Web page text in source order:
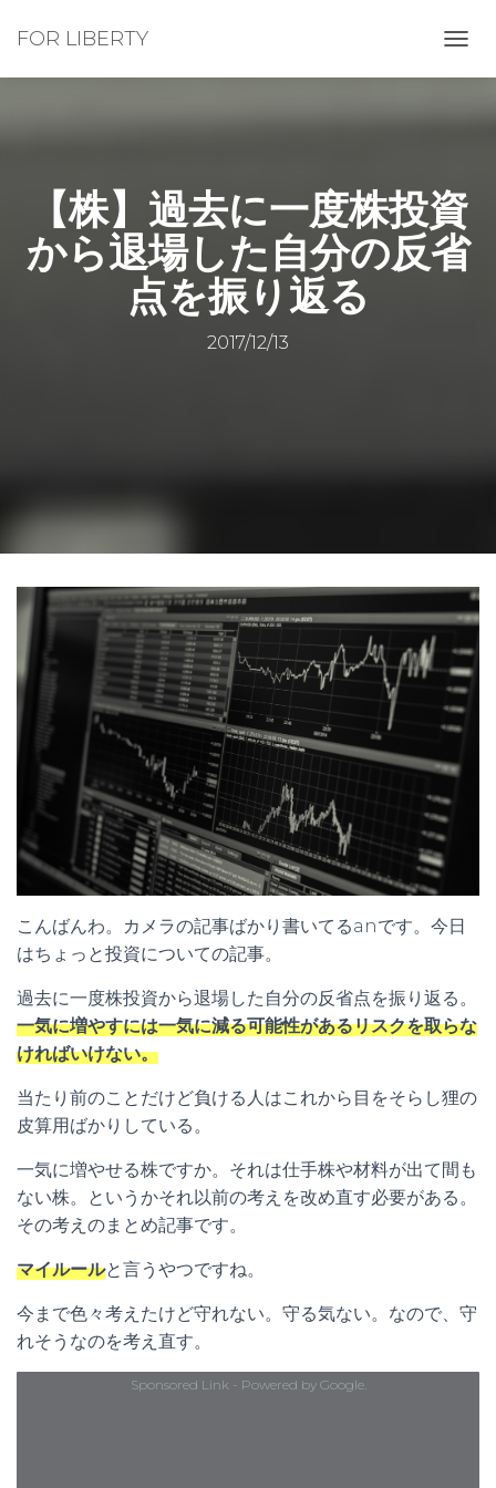
FOR LIBERTY
ビ
を
切
り
替
【株】過去に一度株投資
から退場した自分の反省
点を振り返る
2017/12/13
こんばんわ。カメラの記事ばかり書いてるanです。今日
はちょっと投資についての記事。
過去に一度株投資から退場した自分の反省点を振り返る。
一気に増やすには一気に減る可能性があるリスクを取らな
ければいけない。
当たり前のことだけど負ける人はこれから目をそらし狸の
皮算用ばかりしている。
一気に増やせる株ですか。それは仕手株や材料が出て間も
ない株。というかそれ以前の考えを改め直す必要がある。
その考えのまとめ記事です。
マイルールと言うやつですね。
今まで色々考えたけど守れない。守る気ない。なので、守
れそうなのを考え直す。
Sponsored Link - Powered by Google.